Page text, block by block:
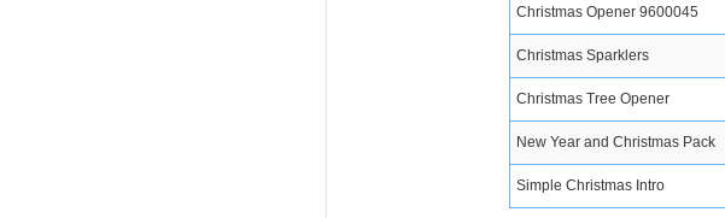
Christmas Opener 9600045
Christmas Sparklers
Christmas Tree Opener
New Year and Christmas Pack
Simple Christmas Intro